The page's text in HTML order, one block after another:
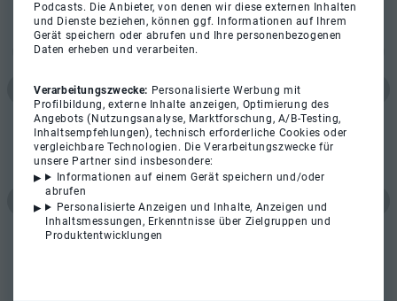
Podcasts. Die Anbieter, von denen wir diese externen Inhalten
und Dienste beziehen, können ggf. Informationen auf Ihrem
Gerät speichern oder abrufen und Ihre personenbezogenen
Daten erheben und verarbeiten.
Verarbeitungszwecke: Personalisierte Werbung mit
Profilbildung, externe Inhalte anzeigen, Optimierung des
Angebots (Nutzungsanalyse, Marktforschung, A/B-Testing,
Inhaltsempfehlungen), technisch erforderliche Cookies oder
vergleichbare Technologien. Die Verarbeitungszwecke für
unsere Partner sind insbesondere:
Informationen auf einem Gerät speichern und/oder
abrufen
Personalisierte Anzeigen und Inhalte, Anzeigen und
Inhaltsmessungen, Erkenntnisse über Zielgruppen und
Produktentwicklungen